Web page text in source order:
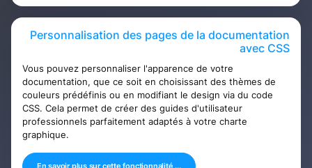
Personnalisation des pages de la documentation
avec CSS
Vous pouvez personnaliser l'apparence de votre
documentation, que ce soit en choisissant des thèmes de
couleurs prédéfinis ou en modifiant le design via du code
CSS. Cela permet de créer des guides d'utilisateur
professionnels parfaitement adaptés à votre charte
graphique.
En savoir plus sur cette fonctionnalité ...